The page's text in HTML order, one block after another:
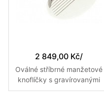
2 849,00 Kč/
Oválné stříbrné manžetové
knoflíčky s gravírovanými
pruhy